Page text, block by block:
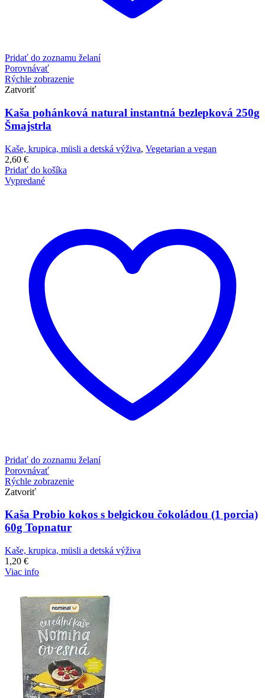
Pridať do zoznamu želaní
Porovnávať
Rýchle zobrazenie
Zatvoriť
Kaša pohánková natural instantná bezlepková 250g
Šmajstrla
Kaše, krupica, müsli a detská výživa, Vegetarian a vegan
2,60 €
Pridať do košíka
Vypredané
Pridať do zoznamu želaní
Porovnávať
Rýchle zobrazenie
Zatvoriť
Kaša Probio kokos s belgickou čokoládou (1 porcia)
60g Topnatur
Kaše, krupica, müsli a detská výživa
1,20 €
Viac info